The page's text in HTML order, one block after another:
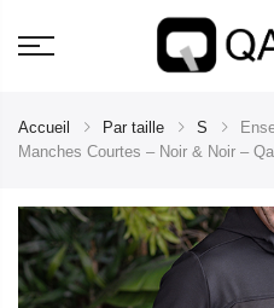
Accueil Par taille S
Manches Courtes – Noir & Noir –